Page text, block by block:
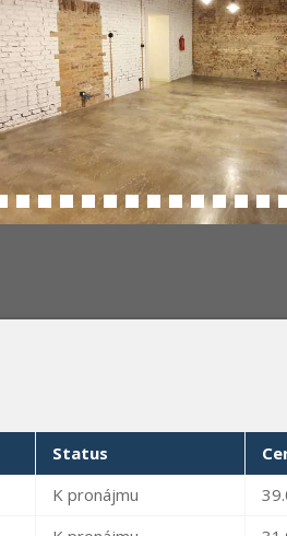
Status
K pronájmu